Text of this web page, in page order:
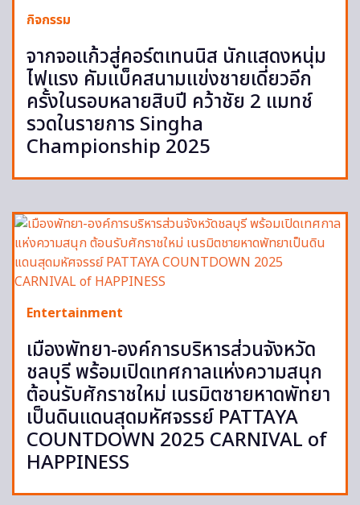
กิจกรรม
จากจอแก้วสู่คอร์ตเทนนิส นักแสดงหนุ่ม
ไฟแรง คัมแบ็คสนามแข่งชายเดี่ยวอีก
ครั้งในรอบหลายสิบปี คว้าชัย 2 แมทช์
รวดในรายการ Singha
Championship 2025
Entertainment
เมืองพัทยา-องค์การบริหารส่วนจังหวัด
ชลบุรี พร้อมเปิดเทศกาลแห่งความสนุก
ต้อนรับศักราชใหม่ เนรมิตชายหาดพัทยา
เป็นดินแดนสุดมหัศจรรย์ PATTAYA
COUNTDOWN 2025 CARNIVAL of
HAPPINESS